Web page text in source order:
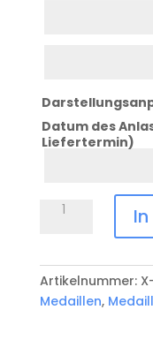
Datum des
Liefertermin)
Medaille
95-
M743
Menge
Artikelnummer:
Medaillen,